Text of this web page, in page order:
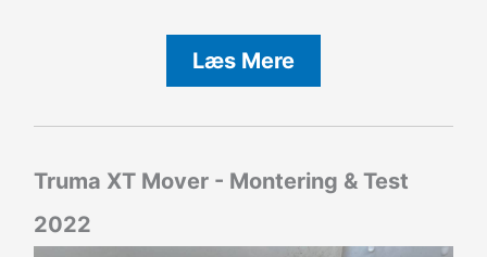
Læs Mere
Truma XT Mover - Montering & Test
2022